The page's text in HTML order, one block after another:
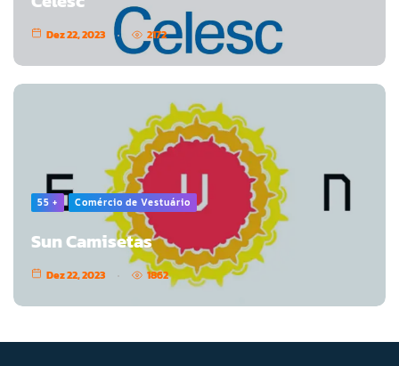
Dez 22, 2023 2172
55 + Comércio de Vestuário
Sun Camisetas
Dez 22, 2023 1862